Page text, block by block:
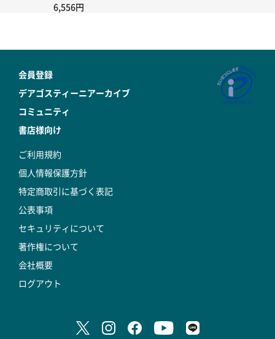
6,556円
会員登録
デアゴスティーニアーカイブ
コミュニティ
書店様向け
ご利用規約
個人情報保護方針
特定商取引に基づく表記
公表事項
セキュリティについて
著作権について
会社概要
ログアウト